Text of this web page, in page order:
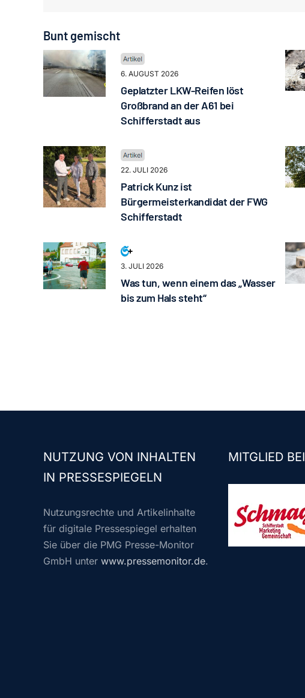
Bunt gemischt
6. AUGUST 2026
Geplatzter LKW-Reifen löst
Großbrand an der A61 bei
Schifferstadt aus
22. JULI 2026
Patrick Kunz ist
Bürgermeisterkandidat der FWG
Schifferstadt
3. JULI 2026
Was tun, wenn einem das „Wasser
bis zum Hals steht“
NUTZUNG VON INHALTEN
IN PRESSESPIEGELN
Nutzungsrechte und Artikelinhalte
für digitale Pressespiegel erhalten
Sie über die PMG Presse-Monitor
GmbH unter www.pressemonitor.de.
MITGLIED BEI